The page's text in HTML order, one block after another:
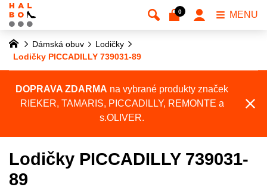
Dámská obuv
Lodičky
Lodičky PICCADILLY 739031-89
DOPRAVA ZDARMA na vybrané produkty značek
RIEKER, TAMARIS, PICCADILLY, REMONTE a
s.OLIVER.
Lodičky PICCADILLY 739031-
89
0 MENU